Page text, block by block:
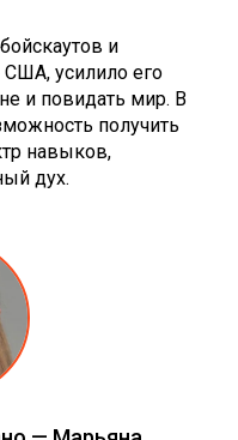
и
усилило его
и повидать мир. В
получить
навыков,
дух.